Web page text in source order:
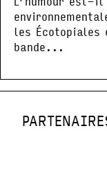
les
bande...